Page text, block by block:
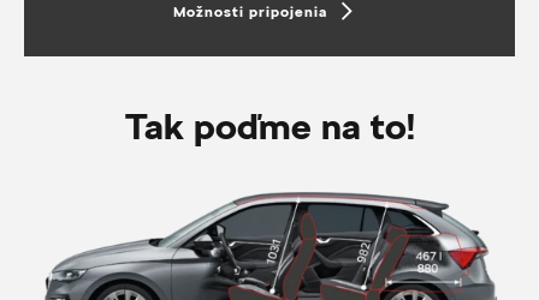
Možnosti pripojenia
Tak poďme na to!